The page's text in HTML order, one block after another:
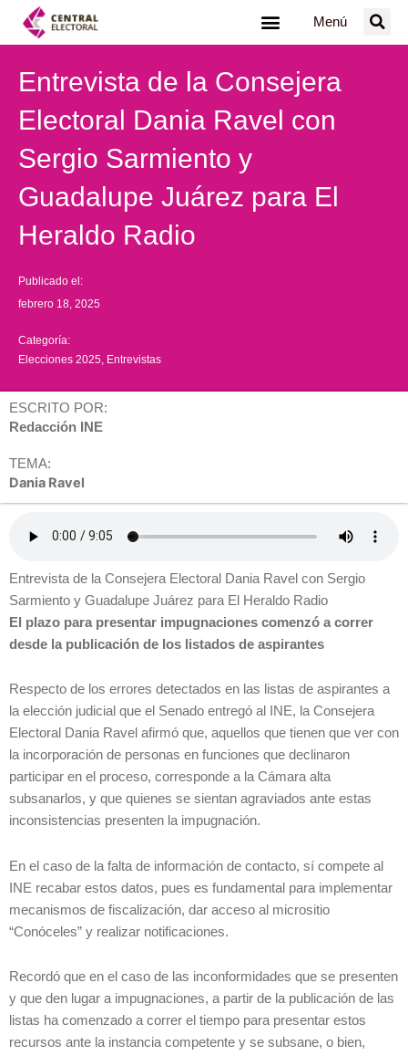
Menú
Entrevista de la Consejera
Electoral Dania Ravel con
Sergio Sarmiento y
Guadalupe Juárez para El
Heraldo Radio
Publicado el:
febrero 18, 2025
Categoría:
Elecciones 2025 Entrevistas
ESCRITO POR:
Redacción INE
TEMA:
Dania Ravel
Entrevista de la Consejera Electoral Dania Ravel con Sergio
Sarmiento y Guadalupe Juárez para El Heraldo Radio
El plazo para presentar impugnaciones comenzó a correr
desde la publicación de los listados de aspirantes
Respecto de los errores detectados en las listas de aspirantes a
la elección judicial que el Senado entregó al INE, la Consejera
Electoral Dania Ravel afirmó que, aquellos que tienen que ver con
la incorporación de personas en funciones que declinaron
participar en el proceso, corresponde a la Cámara alta
subsanarlos, y que quienes se sientan agraviados ante estas
inconsistencias presenten la impugnación.
En el caso de la falta de información de contacto, sí compete al
INE recabar estos datos, pues es fundamental para implementar
mecanismos de fiscalización, dar acceso al micrositio
“Conóceles” y realizar notificaciones.
Recordó que en el caso de las inconformidades que se presenten
y que den lugar a impugnaciones, a partir de la publicación de las
listas ha comenzado a correr el tiempo para presentar estos
recursos ante la instancia competente y se subsane, o bien,